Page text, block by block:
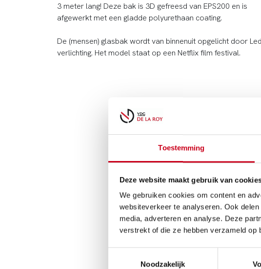
Toestemming
Deze website maakt gebruik van
We gebruiken cookies om content en
websiteverkeer te analyseren. Ook
media, adverteren en analyse. Deze
verstrekt of die ze hebben verzameld
Noodzakelijk
3 meter lang! Deze bak is 3D gefreesd van EPS200 en is
afgewerkt met een gladde polyurethaan coating.
De (mensen) glasbak wordt van binnenuit opgelicht door Led
verlichting. Het model staat op een Netflix film festival.